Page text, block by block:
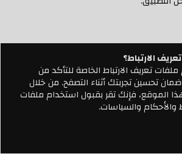
الارتباط؟
تعريف الارتباط الخاصة للتأكد من
تحسين تجربتك أثناء التصفح. من خلال
الموقع، فإنك تقر بقبول استخدام ملفات
والأحكام والسياسات.
أكثر تأثيرًا وحضور رقمي يلفت الأنظار ويقود
JUMPPEAKهي الشريك الذي تبحث عنه. نمتلك
إدارة، وتحسين حسابات إنستقرام باحترافية
تسويق رقمي متكاملة تحقق أهدافك
حسابك إلى مصدر جذب حقيقي للعملاء، بخطط
الارتباط؟
تعريف الارتباط الخاصة للتأكد من
تحسين تجربتك أثناء التصفح. من خلال
الموقع، فإنك تقر بقبول استخدام ملفات
والأحكام والسياسات.